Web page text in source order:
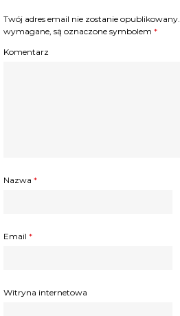
Twój adres email nie zostanie opublikowany.
wymagane, są oznaczone symbolem *
Komentarz
Nazwa *
Email *
Witryna internetowa